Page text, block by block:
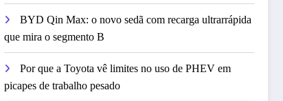
BYD Qin Max: o novo sedã com recarga ultrarrápida
que mira o segmento B
Por que a Toyota vê limites no uso de PHEV em
picapes de trabalho pesado